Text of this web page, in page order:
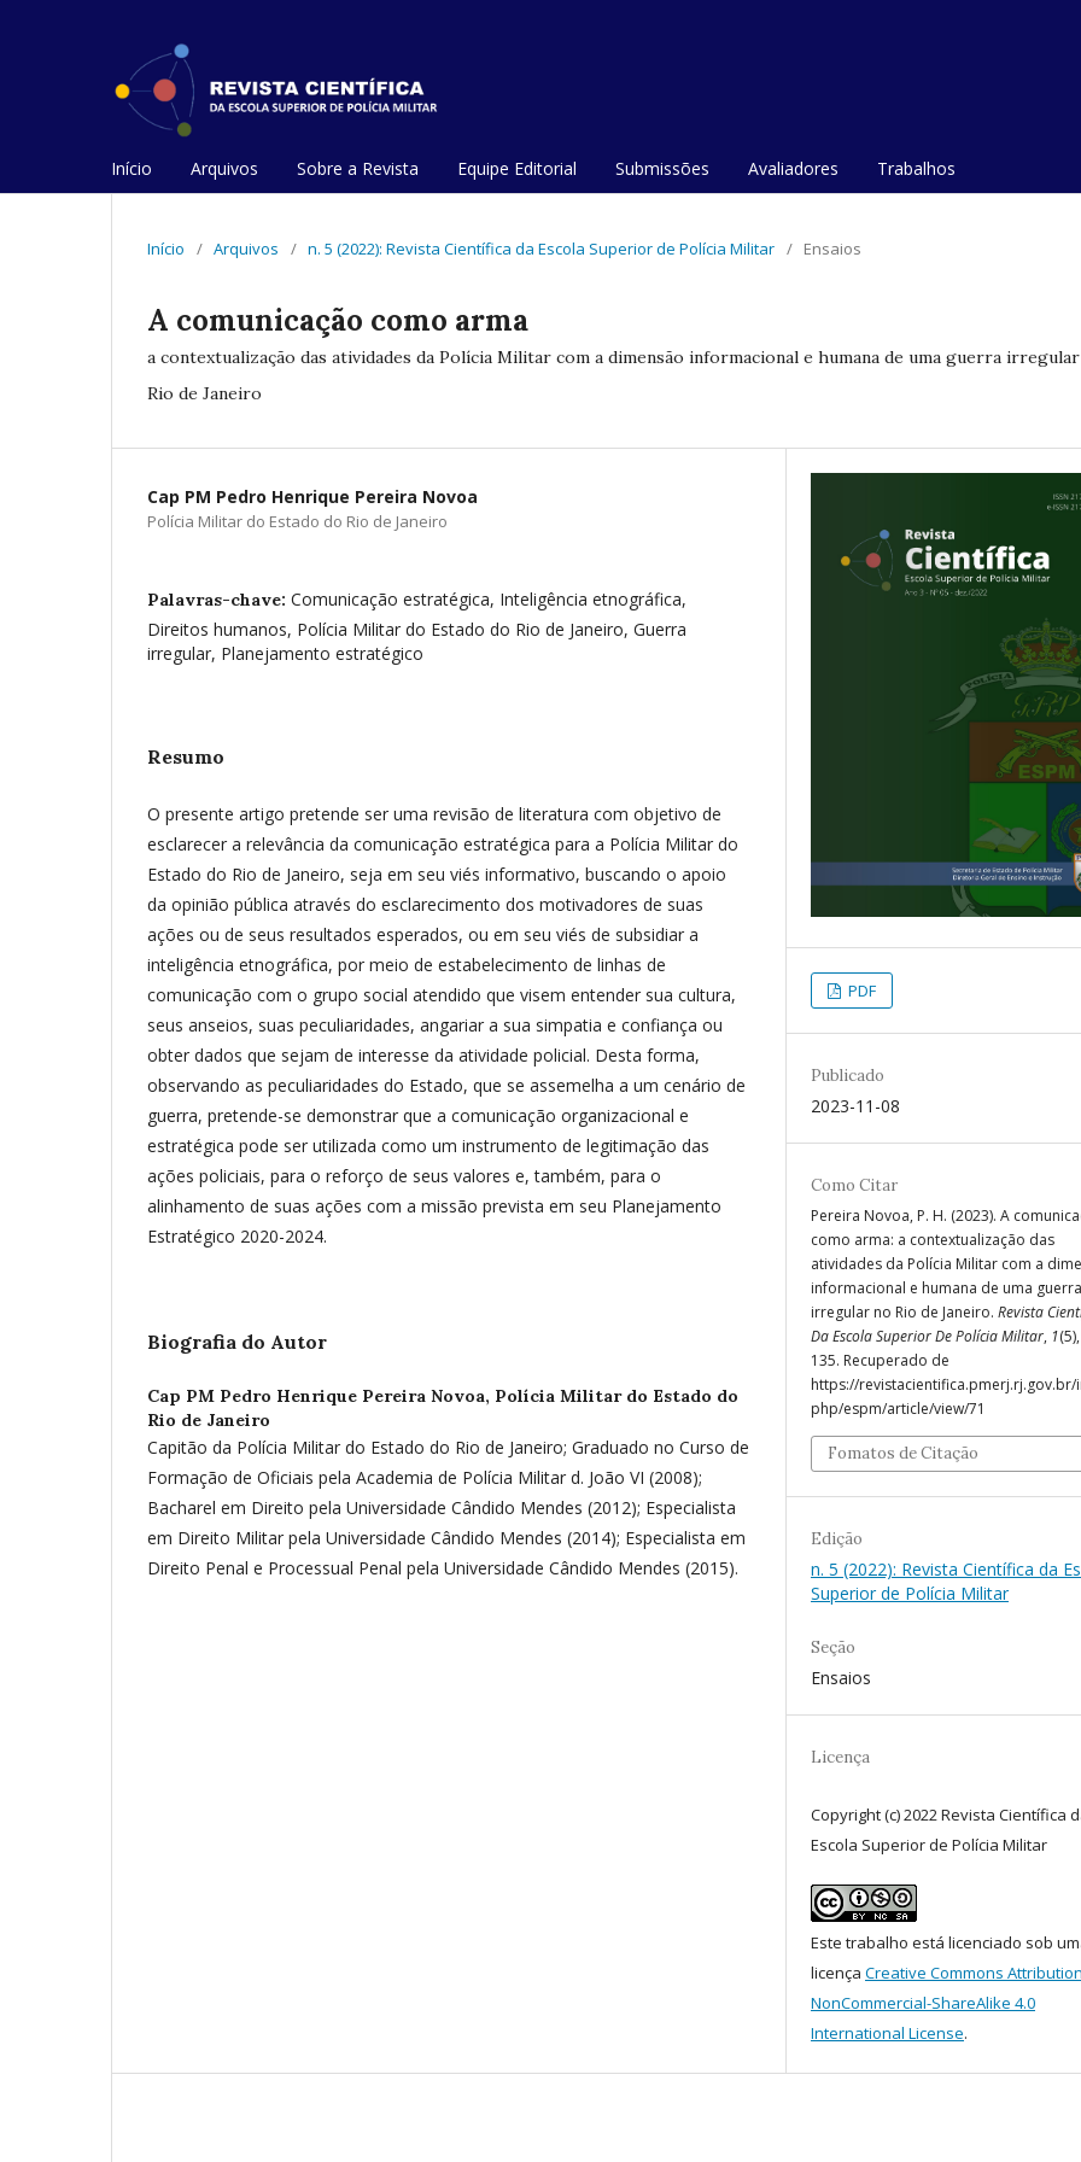
Início Arquivos Sobre a Revista Equipe Editorial Submissões Avaliadores Trabalhos
Início / Arquivos / n. 5 (2022): Revista Científica da Escola Superior de Polícia Militar / Ensaios
A comunicação como arma
a contextualização das atividades da Polícia Militar com a dimensão informacional e humana de uma guerra
Rio de Janeiro
Cap PM Pedro Henrique Pereira Novoa
Polícia Militar do Estado do Rio de Janeiro
Palavras-chave: Comunicação estratégica, Inteligência etnográfica,
Direitos humanos, Polícia Militar do Estado do Rio de Janeiro, Guerra
irregular, Planejamento estratégico
Resumo
O presente artigo pretende ser uma revisão de literatura com objetivo de
esclarecer a relevância da comunicação estratégica para a Polícia Militar do
Estado do Rio de Janeiro, seja em seu viés informativo, buscando o apoio
da opinião pública através do esclarecimento dos motivadores de suas
ações ou de seus resultados esperados, ou em seu viés de subsidiar a
inteligência etnográfica, por meio de estabelecimento de linhas de
comunicação com o grupo social atendido que visem entender sua cultura,
seus anseios, suas peculiaridades, angariar a sua simpatia e confiança ou
obter dados que sejam de interesse da atividade policial. Desta forma,
observando as peculiaridades do Estado, que se assemelha a um cenário de
guerra, pretende-se demonstrar que a comunicação organizacional e
estratégica pode ser utilizada como um instrumento de legitimação das
ações policiais, para o reforço de seus valores e, também, para o
alinhamento de suas ações com a missão prevista em seu Planejamento
Estratégico 2020-2024.
Biografia do Autor
Cap PM Pedro Henrique Pereira Novoa, Polícia Militar do Estado do
Rio de Janeiro
Capitão da Polícia Militar do Estado do Rio de Janeiro; Graduado no Curso de
Formação de Oficiais pela Academia de Polícia Militar d. João VI (2008);
Bacharel em Direito pela Universidade Cândido Mendes (2012); Especialista
em Direito Militar pela Universidade Cândido Mendes (2014); Especialista em
Direito Penal e Processual Penal pela Universidade Cândido Mendes (2015).
PDF
Publicado
2023-11-08
Como Citar
Pereira Novoa, P. H. (2023). A
como arma: a contextualização das
atividades da Polícia Militar com a
informacional e humana de uma guerra
irregular no Rio de Janeiro. Revista
Da Escola Superior De Polícia Militar, 1
135. Recuperado de
https://revistacientifica.pmerj.rj.gov.br/
php/espm/article/view/71
Fomatos de Citação
Edição
n. 5 (2022): Revista Científica da
Superior de Polícia Militar
Seção
Ensaios
Licença
Copyright (c) 2022 Revista Científica
Escola Superior de Polícia Militar
Este trabalho está licenciado sob
licença Creative Commons
NonCommercial-ShareAlike 4.0
International License.